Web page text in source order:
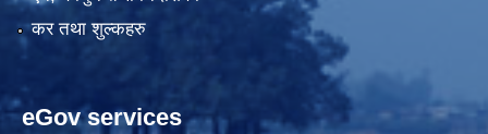
कर तथा शुल्कहरु
eGov services